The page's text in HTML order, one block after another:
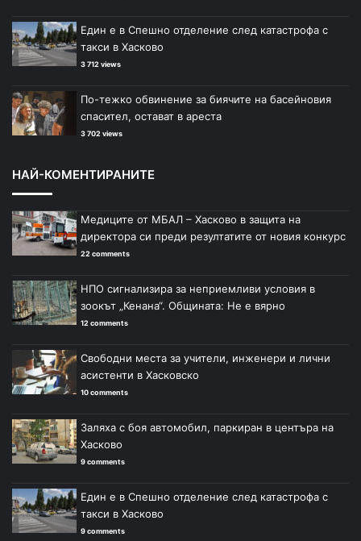
Един е в Спешно отделение след катастрофа с
такси в Хасково
3 712 views
По-тежко обвинение за биячите на басейновия
спасител, остават в ареста
3 702 views
НАЙ-КОМЕНТИРАНИТЕ
Медиците от МБАЛ – Хасково в защита на
директора си преди резултатите от новия конкурс
22 comments
НПО сигнализира за неприемливи условия в
зоокът „Кенана“. Общината: Не е вярно
12 comments
Свободни места за учители, инженери и лични
асистенти в Хасковско
10 comments
Заляха с боя автомобил, паркиран в центъра на
Хасково
9 comments
Един е в Спешно отделение след катастрофа с
такси в Хасково
9 comments